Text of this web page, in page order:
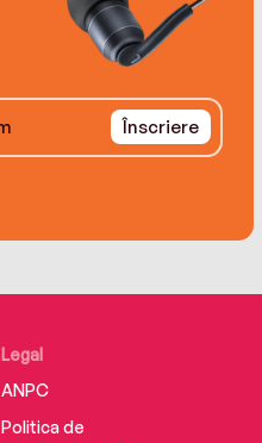
Înscriere
Legal
ANPC
Politica de